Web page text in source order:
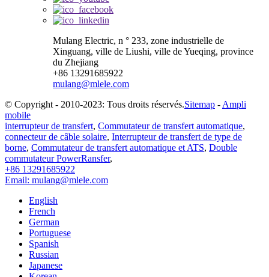
Mulang Electric, n ° 233, zone industrielle de
Xinguang, ville de Liushi, ville de Yueqing, province
du Zhejiang
+86 13291685922
mulang@mlele.com
© Copyright - 2010-2023: Tous droits réservés.Sitemap - Ampli
mobile
interrupteur de transfert, Commutateur de transfert automatique,
connecteur de câble solaire, Interrupteur de transfert de type de
borne, Commutateur de transfert automatique et ATS, Double
commutateur PowerRansfer,
+86 13291685922
Email: mulang@mlele.com
English
French
German
Portuguese
Spanish
Russian
Japanese